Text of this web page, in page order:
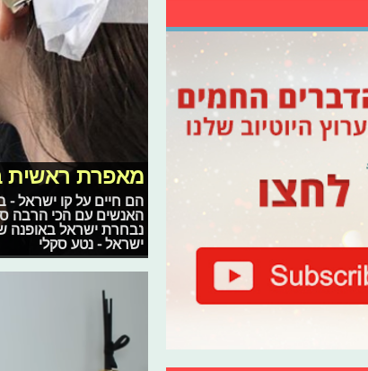
מאפרת ראשית
הם חיים על קו ישראל
האנשים עם הכי הרבה
נבחרת ישראל
ישראל - נטע סקלי